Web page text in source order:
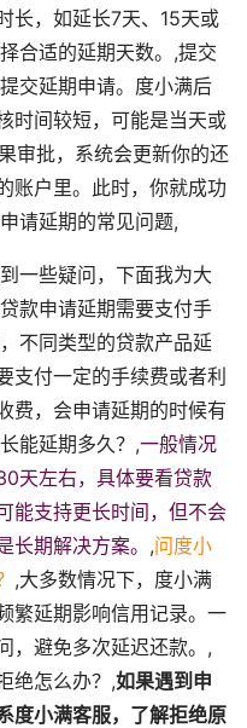
长，如延长7天、15天或
合适的延期天数。,提交
交延期申请。度小满后
时间较短，可能是当天或
审批，系统会更新你的还
账户里。此时，你就成功
请延期的常见问题,
一些疑问，下面我为大
款申请延期需要支付手
不同类型的贷款产品延
支付一定的手续费或者利
费，会申请延期的时候有
能延期多久？,一般情况
天左右，具体要看贷款
能支持更长时间，但不会
长期解决方案。 ,问度小
,大多数情况下，度小满
繁延期影响信用记录。一
，避免多次延迟还款。,
绝怎么办？,如果遇到申
度小满客服，了解拒绝原